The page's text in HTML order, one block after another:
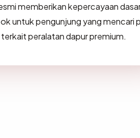
memberikan kepercayaan
untuk pengunjung yang mencari
peralatan dapur premium.